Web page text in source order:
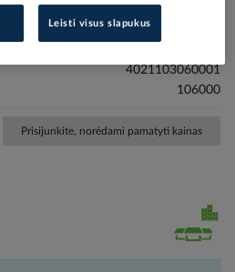
4021103060001
106000
Prisijunkite, norėdami pamatyti kainas
Leisti visus slapukus